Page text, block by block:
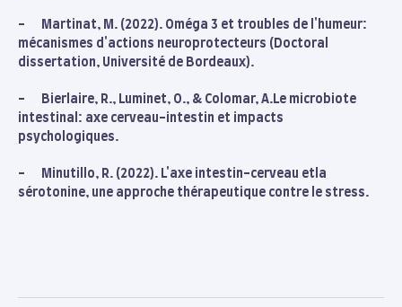
- Martinat, M. (2022). Oméga 3 et troubles de l'humeur:
mécanismes d'actions neuroprotecteurs (Doctoral
dissertation, Université de Bordeaux).
- Bierlaire, R., Luminet, O., & Colomar, A.Le microbiote
intestinal: axe cerveau-intestin et impacts
psychologiques.
- Minutillo, R. (2022). L'axe intestin-cerveau etla
sérotonine, une approche thérapeutique contre le stress.